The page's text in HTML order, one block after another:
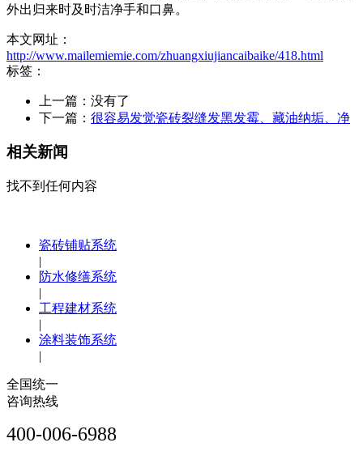
外出归来时及时洁净手和口鼻。
本文网址：
http://www.mailemiemie.com/zhuangxiujiancaibaike/418.html
标签：
上一篇：没有了
下一篇： 很容易发觉瓷砖裂缝发黑发霉、藏油纳垢、净
相关新闻
找不到任何内容
瓷砖铺贴系统
|
防水修缮系统
|
工程建材系统
|
涂料装饰系统
|
全国统一
咨询热线
400-006-6988